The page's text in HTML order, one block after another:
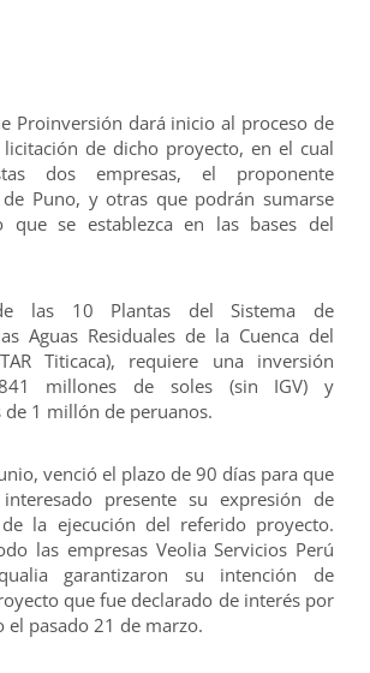
Proinversión dará inicio al proceso de
de dicho proyecto, en el cual
dos empresas, el proponente
de Puno, y otras que podrán sumarse
que se establezca en las bases del
las 10 Plantas del Sistema de
Aguas Residuales de la Cuenca del
Titicaca), requiere una inversión
millones de soles (sin IGV) y
de 1 millón de peruanos.
venció el plazo de 90 días para que
presente su expresión de
la ejecución del referido proyecto.
las empresas Veolia Servicios Perú
garantizaron su intención de
que fue declarado de interés por
el pasado 21 de marzo.